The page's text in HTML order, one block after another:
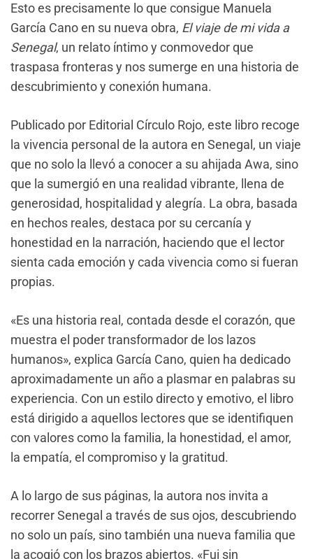
Esto es precisamente lo que consigue Manuela
García Cano en su nueva obra, El viaje de mi vida a
Senegal, un relato íntimo y conmovedor que
traspasa fronteras y nos sumerge en una historia de
descubrimiento y conexión humana.
Publicado por Editorial Círculo Rojo, este libro recoge
la vivencia personal de la autora en Senegal, un viaje
que no solo la llevó a conocer a su ahijada Awa, sino
que la sumergió en una realidad vibrante, llena de
generosidad, hospitalidad y alegría. La obra, basada
en hechos reales, destaca por su cercanía y
honestidad en la narración, haciendo que el lector
sienta cada emoción y cada vivencia como si fueran
propias.
«Es una historia real, contada desde el corazón, que
muestra el poder transformador de los lazos
humanos», explica García Cano, quien ha dedicado
aproximadamente un año a plasmar en palabras su
experiencia. Con un estilo directo y emotivo, el libro
está dirigido a aquellos lectores que se identifiquen
con valores como la familia, la honestidad, el amor,
la empatía, el compromiso y la gratitud.
A lo largo de sus páginas, la autora nos invita a
recorrer Senegal a través de sus ojos, descubriendo
no solo un país, sino también una nueva familia que
la acogió con los brazos abiertos. «Fui sin